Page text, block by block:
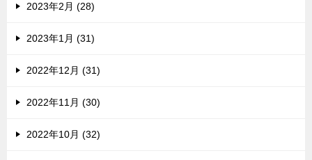
2023年2月 (28)
2023年1月 (31)
2022年12月 (31)
2022年11月 (30)
2022年10月 (32)